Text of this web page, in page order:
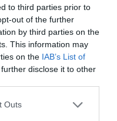
to third parties prior to
out of the further
by third parties on the
This information may
on the IAB’s List of
disclose it to other
one or more Google
Outs